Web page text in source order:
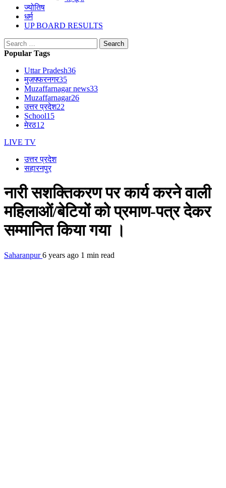
ज्योतिष
धर्म
UP BOARD RESULTS
Search
for:
Popular Tags
Uttar Pradesh36
मुजफ्फरनगर35
Muzaffarnagar news33
Muzaffarnagar26
उत्तर प्रदेश22
School15
मेरठ12
LIVE TV
उत्तर प्रदेश
सहारनपुर
नारी सशक्तिकरण पर कार्य करने वाली
महिलाओं/बेटियों को प्रमाण-पत्र देकर
सम्मानित किया गया ।
Saharanpur6 years ago 1 min read